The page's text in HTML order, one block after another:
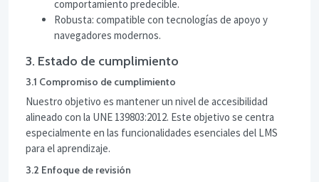
comportamiento predecible.
Robusta: compatible con tecnologías de apoyo y
navegadores modernos.
3. Estado de cumplimiento
3.1 Compromiso de cumplimiento
Nuestro objetivo es mantener un nivel de accesibilidad
alineado con la UNE 139803:2012. Este objetivo se centra
especialmente en las funcionalidades esenciales del LMS
para el aprendizaje.
3.2 Enfoque de revisión